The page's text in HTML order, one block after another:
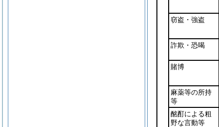
窃盗・強盗
詐欺・恐喝
賭博
麻薬等の所持
等
酩酊による粗
野な言動等